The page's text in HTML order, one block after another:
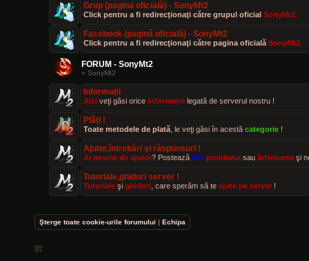
Grup (pagina oficială) - SonyMt2
Click pentru a fi redirecţionaţi către grupul oficial SonyMt2.
Facebook (pagină oficială) - SonyMt2
Click pentru a fi redirecţionaţi către pagina oficială SonyMt2.
FORUM - SonyMt2
» SonyMt2
Informaţii
Aici veţi găsi orice informaţie legată de serverul nostru !
Plăți !
Toate metodele de plată , le veţi găsi în acestă categorie !
Ajutor,întrebări şi răspunsuri !
Ai nevoie de ajutor? Postează aici problema sauîntrebarea şi
Tutoriale,ghiduri server !
Tutoriale şi ghiduri , care sperăm să te ajute pe server !
Şterge toate cookie-urile forumului | Echipa
[Owner]Danut - Vin Feb 14, 2025 8:11 am
Subiect nou
[SGA]Mihai- Vin Feb 21, 2025 2:26 pm
Subiect nou:Prezentare -
[SGA]Mihai- Mie Mar 19, 2025 10:15 am
Subiect nou:Prezentare -
[SGA]Mihai - Mie Mar 19, 2025 12:00 pm
[VIP]Defo- Dum Oct 19, 2025 12:04 am